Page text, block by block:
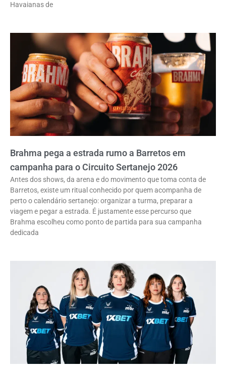
Havaianas de
Brahma pega a estrada rumo a Barretos em
campanha para o Circuito Sertanejo 2026
Antes dos shows, da arena e do movimento que toma conta de
Barretos, existe um ritual conhecido por quem acompanha de
perto o calendário sertanejo: organizar a turma, preparar a
viagem e pegar a estrada. É justamente esse percurso que
Brahma escolheu como ponto de partida para sua campanha
dedicada